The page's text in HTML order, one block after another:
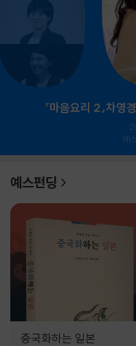
『마음요리 2』차
예
예스펀딩
중국화하는 일본